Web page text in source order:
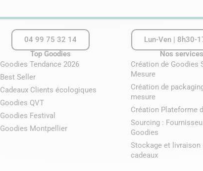
04 99 75 32 14
Top Goodies
Goodies Tendance 2026
Best Seller
Cadeaux Clients écologiques
Goodies QVT
Goodies Festival
Goodies Montpellier
Lun-Ven | 8h30-
Nos services
Création de Goodies
Mesure
Création de
mesure
Création Plateforme
Sourcing :
Goodies
Stockage et livraison
cadeaux